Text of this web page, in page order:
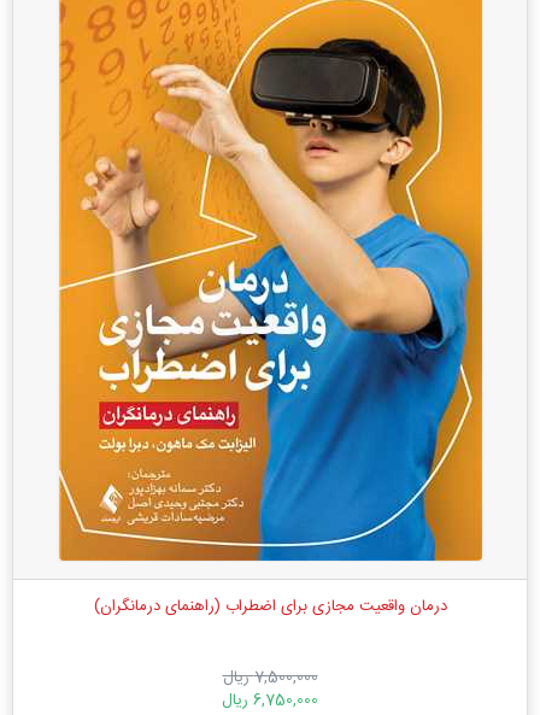
درمان واقعیت مجازی برای اضطراب (راهنمای درمانگران)
7,500,000 ریال
6,750,000 ریال